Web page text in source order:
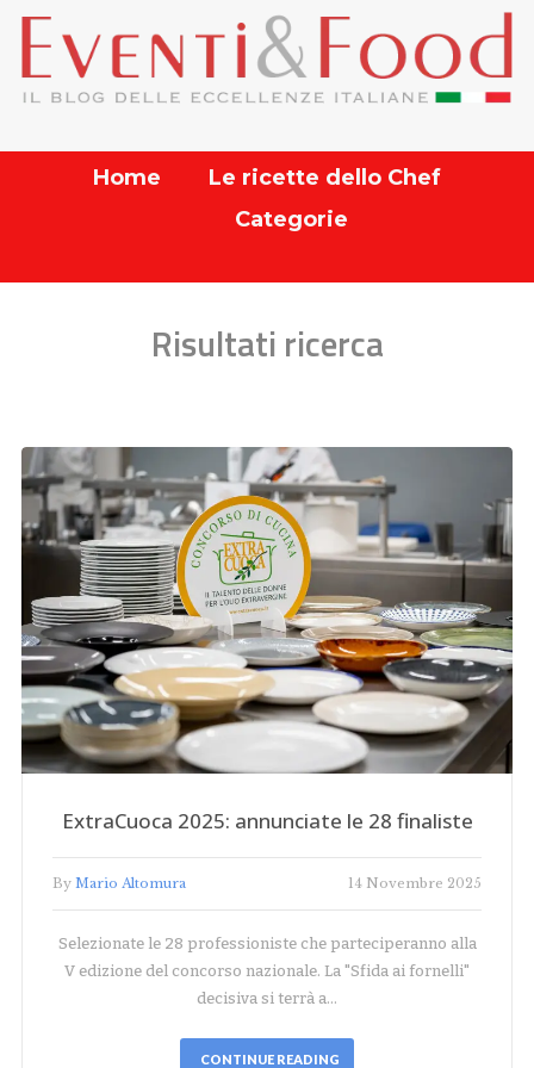
Home
Le ricette dello Chef
Categorie
Risultati ricerca
ExtraCuoca 2025: annunciate le 28 finaliste
By Mario Altomura 14 Novembre 2025
Selezionate le 28 professioniste che parteciperanno alla
V edizione del concorso nazionale. La "Sfida ai fornelli"
decisiva si terrà a…
CONTINUE READING